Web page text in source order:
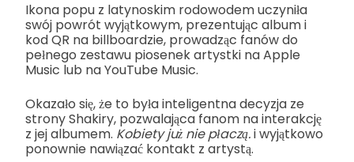
Ikona popu z latynoskim rodowodem uczyniła
swój powrót wyjątkowym, prezentując album i
kod QR na billboardzie, prowadząc fanów do
pełnego zestawu piosenek artystki na Apple
Music lub na YouTube Music.
Okazało się, że to była inteligentna decyzja ze
strony Shakiry, pozwalająca fanom na interakcję
z jej albumem. Kobiety już nie płaczą.i wyjątkowo
ponownie nawiązać kontakt z artystą.